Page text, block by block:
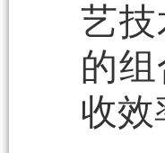
艺
的
收效